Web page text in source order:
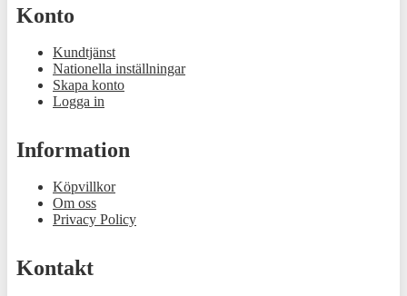
Konto
Kundtjänst
Nationella inställningar
Skapa konto
Logga in
Information
Köpvillkor
Om oss
Privacy Policy
Kontakt